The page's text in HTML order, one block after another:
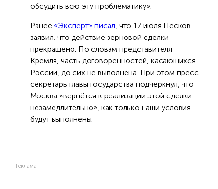
обсудить всю эту проблематику».
Ранее «Эксперт» писал , что 17 июля Песков
заявил, что действие зерновой сделки
прекращено. По словам представителя
Кремля, часть договоренностей, касающихся
России, до сих не выполнена. При этом пресс-
секретарь главы государства подчеркнул, что
Москва «вернётся к реализации этой сделки
незамедлительно», как только наши условия
будут выполнены.
Реклама